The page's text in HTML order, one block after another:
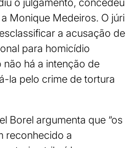
Monique Medeiros. O júri
a acusação de
para homicídio
há a intenção de
la pelo crime de tortura
Borel argumenta que “os
reconhecido a